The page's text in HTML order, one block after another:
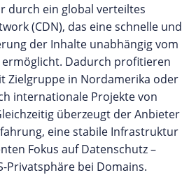
durch ein global verteiltes
(CDN), das eine schnelle und
der Inhalte unabhängig vom
Dadurch profitieren
Zielgruppe in Nordamerika oder
internationale Projekte von
überzeugt der Anbieter
eine stabile Infrastruktur
Fokus auf Datenschutz –
Privatsphäre bei Domains.